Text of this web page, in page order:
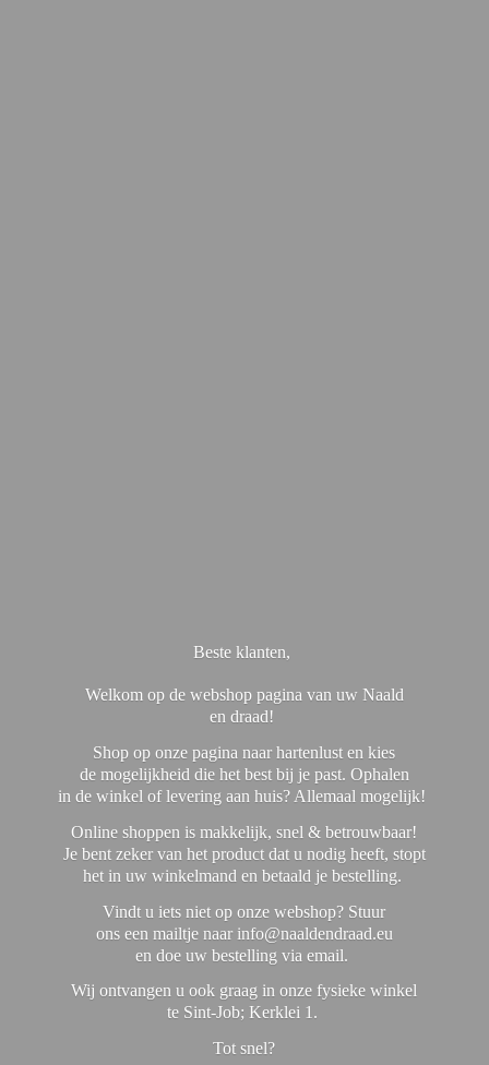
Beste klanten,
Welkom op de webshop pagina van uw Naald
en draad!
Shop op onze pagina naar hartenlust en kies
de mogelijkheid die het best bij je past. Ophalen
in de winkel of levering aan huis? Allemaal mogelijk!
Online shoppen is makkelijk, snel & betrouwbaar!
Je bent zeker van het product dat u nodig heeft, stopt
het in uw winkelmand en betaald je bestelling.
Vindt u iets niet op onze webshop? Stuur
ons een mailtje naar info@naaldendraad.eu
en doe uw bestelling via email.
Wij ontvangen u ook graag in onze fysieke winkel
te Sint-Job; Kerklei 1.
Tot snel?